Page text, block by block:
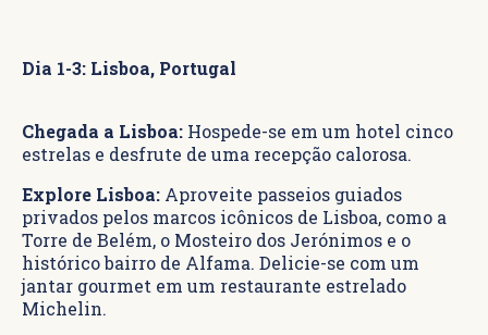
Dia 1-3: Lisboa, Portugal
Chegada a Lisboa: Hospede-se em um hotel cinco
estrelas e desfrute de uma recepção calorosa.
Explore Lisboa: Aproveite passeios guiados
privados pelos marcos icônicos de Lisboa, como a
Torre de Belém, o Mosteiro dos Jerónimos e o
histórico bairro de Alfama. Delicie-se com um
jantar gourmet em um restaurante estrelado
Michelin.